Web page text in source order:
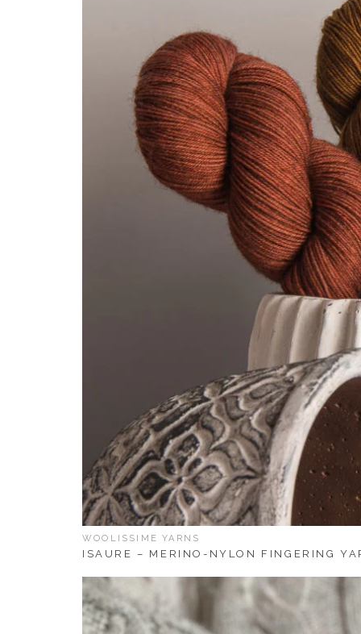
WOOLISSIME YARNS
ISAURE – MERINO-NYLON FINGERING